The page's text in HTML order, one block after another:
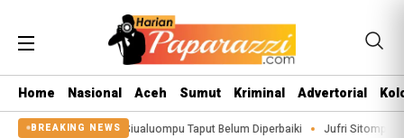
Home Nasional Aceh Sumut Kriminal Advertorial
BREAKING NEWS
di Siualuompu Taput Belum Diperbaiki Jufri Sitompul Terpilih Jadi